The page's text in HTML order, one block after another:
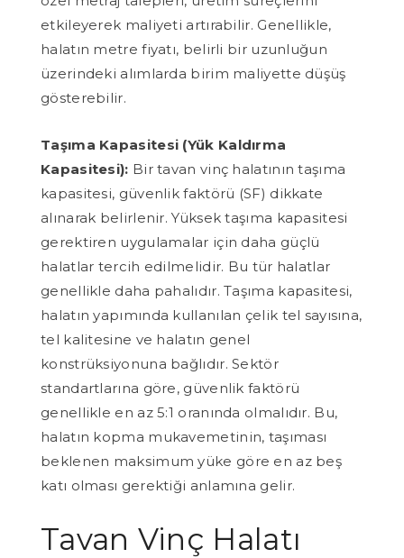
etkileyerek maliyeti artırabilir. Genellikle,
halatın metre fiyatı, belirli bir uzunluğun
üzerindeki alımlarda birim maliyette düşüş
gösterebilir.
Taşıma Kapasitesi (Yük Kaldırma
Kapasitesi): Bir tavan vinç halatının taşıma
kapasitesi, güvenlik faktörü (SF) dikkate
alınarak belirlenir. Yüksek taşıma kapasitesi
gerektiren uygulamalar için daha güçlü
halatlar tercih edilmelidir. Bu tür halatlar
genellikle daha pahalıdır. Taşıma kapasitesi,
halatın yapımında kullanılan çelik tel sayısına,
tel kalitesine ve halatın genel
konstrüksiyonuna bağlıdır. Sektör
standartlarına göre, güvenlik faktörü
genellikle en az 5:1 oranında olmalıdır. Bu,
halatın kopma mukavemetinin, taşıması
beklenen maksimum yüke göre en az beş
katı olması gerektiği anlamına gelir.
Tavan Vinç Halatı